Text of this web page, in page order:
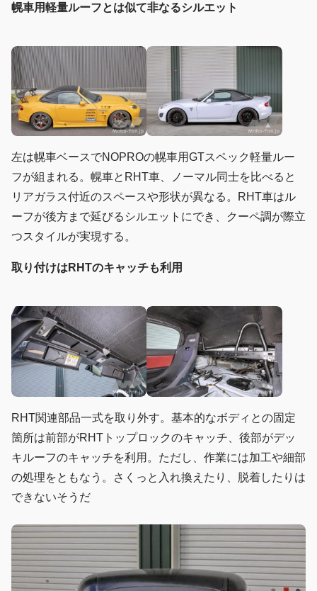
幌車用軽量ルーフとは似て非なるシルエット
左は幌車ベースでNOPROの幌車用GTスペック軽量ルー
フが組まれる。幌車とRHT車、ノーマル同士を比べると
リアガラス付近のスペースや形状が異なる。RHT車はル
ーフが後方まで延びるシルエットにでき、クーペ調が際立
つスタイルが実現する。
取り付けはRHTのキャッチも利用
RHT関連部品一式を取り外す。基本的なボディとの固定
箇所は前部がRHTトップロックのキャッチ、後部がデッ
キルーフのキャッチを利用。ただし、作業には加工や細部
の処理をともなう。さくっと入れ換えたり、脱着したりは
できないそうだ